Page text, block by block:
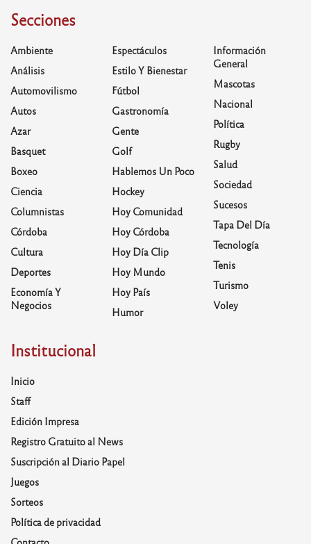
Secciones
Ambiente
Análisis
Automovilismo
Autos
Azar
Basquet
Boxeo
Ciencia
Columnistas
Córdoba
Cultura
Deportes
Economía Y
Negocios
Espectáculos
Estilo Y Bienestar
Fútbol
Gastronomía
Gente
Golf
Hablemos Un Poco
Hockey
Hoy Comunidad
Hoy Córdoba
Hoy Día Clip
Hoy Mundo
Hoy País
Humor
Información
General
Mascotas
Nacional
Política
Rugby
Salud
Sociedad
Sucesos
Tapa Del Día
Tecnología
Tenis
Turismo
Voley
Institucional
Inicio
Staff
Edición Impresa
Registro Gratuito al News
Suscripción al Diario Papel
Juegos
Sorteos
Política de privacidad